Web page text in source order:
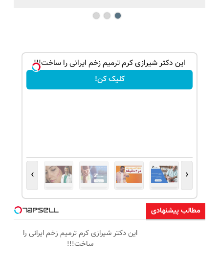
این دکتر شیرازی کرم ترمیم زخم ایرانی را ساخت!!!
کلیک کن!
‹
›
مطالب پیشنهادی
این دکتر شیرازی کرم ترمیم زخم ایرانی را
ساخت!!!